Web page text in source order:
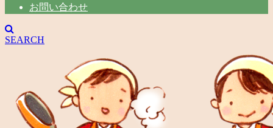
お問い合わせ
SEARCH